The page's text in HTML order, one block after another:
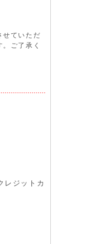
せていただ
ご了承く
レジットカ